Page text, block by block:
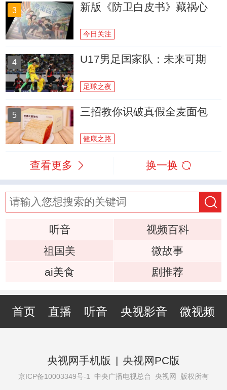
3 新版《防卫白皮书》藏祸心
今日关注
4 U17男足国家队：未来可期
足球之夜
5 三招教你识破真假全麦面包
健康之路
查看更多 换一换
听音
视频百科
祖国美
微故事
ai美食
剧推荐
首页 直播 听音 央视影音 微视频
央视网手机版 | 央视网PC版
京ICP备10003349号-1 中央广播电视总台 央视网 版权所有